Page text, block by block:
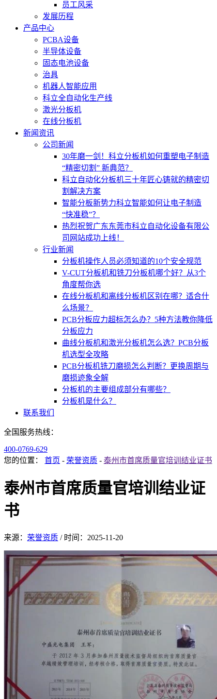
员工风采
发展历程
产品中心
PCBA设备
半导体设备
固态电池设备
治具
机器人智能应用
科立全自动化生产线
激光分板机
在线分板机
新闻资讯
公司新闻
30年磨一剑！科立分板机如何重塑电子制造
“精密切割” 新典范？
科立自动化分板机三十年匠心铸就的精密切
割解决方案
智能分板新势力科立智能如何让电子制造
“快准稳”？
热烈祝贺广东东莞市科立自动化设备有限公
司网站成功上线！
行业新闻
分板机操作人员必须知道的10个安全规范
V-CUT分板机和铣刀分板机哪个好？从3个
角度帮你选
在线分板机和离线分板机区别在哪？适合什
么场景？
PCB分板应力超标怎么办？5种方法教你降低
分板应力
曲线分板机和激光分板机怎么选？PCB分板
机选型全攻略
PCB分板机铣刀磨损怎么判断？更换周期与
磨损迹象全解
分板机的主要组成部分有哪些？
分板机是什么？
联系我们
全国服务热线：
400-0769-629
您的位置：
首页 - 荣誉资质 - 泰州市首席质量官培训结业证书
泰州市首席质量官培训结业证
书
来源： 荣誉资质 / 时间： 2025-11-20